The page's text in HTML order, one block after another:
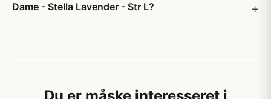
Dame - Stella Lavender - Str L?